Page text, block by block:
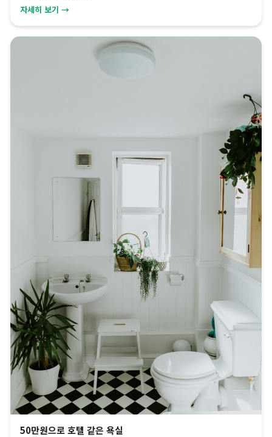
자세히 보기 →
50만원으로 호텔 같은 욕실